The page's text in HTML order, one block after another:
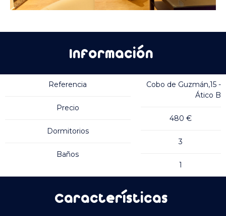
Información
Referencia
Precio
Dormitorios
Baños
Cobo de Guzmán,15 -
Ático B
480 €
3
1
Características